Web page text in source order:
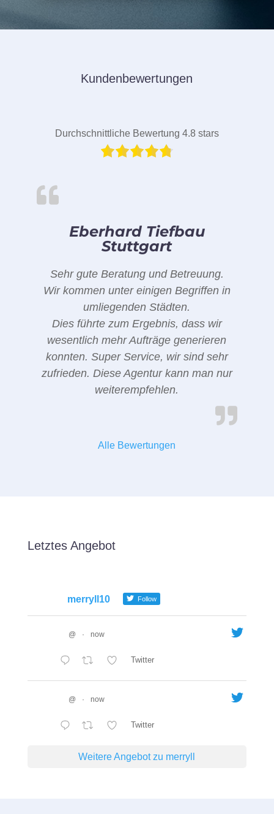
Kundenbewertungen
Durchschnittliche Bewertung 4.8 stars
Eberhard Tiefbau
Stuttgart
Sehr gute Beratung und Betreuung.
Wir kommen unter einigen Begriffen in
umliegenden Städten.
Dies führte zum Ergebnis, dass wir
wesentlich mehr Aufträge generieren
konnten. Super Service, wir sind sehr
zufrieden. Diese Agentur kann man nur
weiterempfehlen.
Alle Bewertungen
Letztes Angebot
merryll10 Follow
@ · now
Twitter
@ · now
Twitter
Weitere Angebot zu merryll